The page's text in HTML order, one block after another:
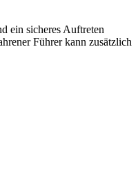
ein sicheres Auftreten
Führer kann zusätzlich